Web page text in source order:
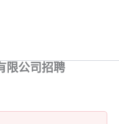
限公司招聘